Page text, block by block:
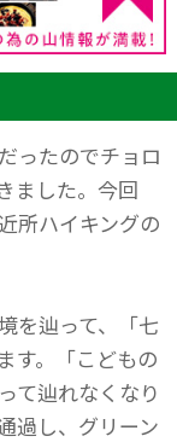
ったのでチョロ
ました。今回
所ハイキングの
を辿って、「七
す。「こどもの
て辿れなくなり
過し、グリーン